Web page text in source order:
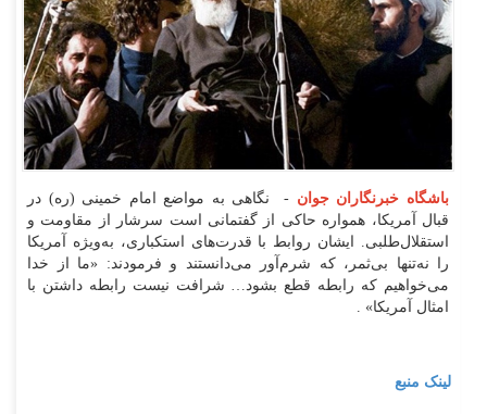
باشگاه خبرنگاران جوان - نگاهی به مواضع امام خمینی (ره) در
قبال آمریکا، همواره حاکی از گفتمانی است سرشار از مقاومت و
استقلال‌طلبی. ایشان روابط با قدرت‌های استکباری، به‌ویژه آمریکا
را نه‌تنها بی‌ثمر، که شرم‌آور می‌دانستند و فرمودند: «ما از خدا
می‌خواهیم که رابطه قطع بشود… شرافت نیست رابطه داشتن با
امثال آمریکا» .
لینک منبع